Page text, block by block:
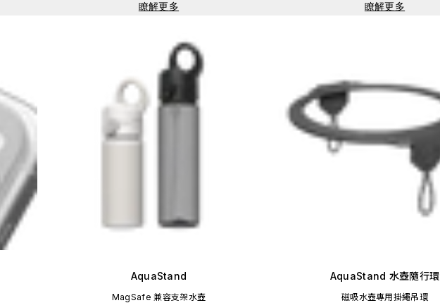
瞭解更多
瞭解更多
AquaStand
MagSafe 兼容支架水壺
AquaStand 水壺隨行環
磁吸水壺專用掛繩吊環